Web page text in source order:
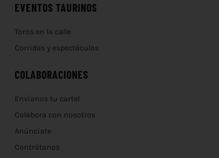
EVENTOS TAURINOS
Toros en la calle
Corridas y espectáculos
COLABORACIONES
Envíanos tu cartel
Colabora con nosotros
Anúnciate
Contrátanos